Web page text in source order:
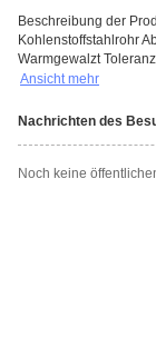
Beschreibung der
Kohlenstoffstahlrohr
Warmgewalzt
Ansicht mehr
Nachrichten des
Noch keine